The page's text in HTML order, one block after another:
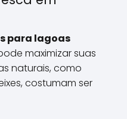
para lagoas
maximizar suas
naturais, como
costumam ser